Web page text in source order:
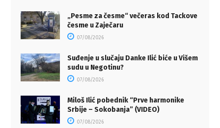
„Pesme za česme“ večeras kod Tackove
česme u Zaječaru
07/08/2026
Suđenje u slučaju Danke Ilić biće u Višem
sudu u Negotinu?
07/08/2026
Miloš Ilić pobednik “Prve harmonike
Srbije – Sokobanja” (VIDEO)
07/08/2026